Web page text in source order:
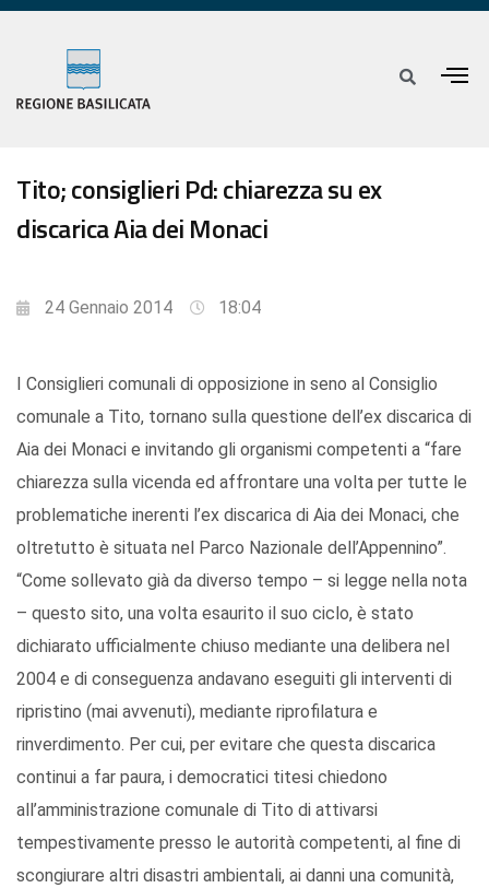
Tito; consiglieri Pd: chiarezza su ex
discarica Aia dei Monaci
24 Gennaio 2014 18:04
I Consiglieri comunali di opposizione in seno al Consiglio
comunale a Tito, tornano sulla questione dell’ex discarica di
Aia dei Monaci e invitando gli organismi competenti a “fare
chiarezza sulla vicenda ed affrontare una volta per tutte le
problematiche inerenti l’ex discarica di Aia dei Monaci, che
oltretutto è situata nel Parco Nazionale dell’Appennino”.
“Come sollevato già da diverso tempo – si legge nella nota
– questo sito, una volta esaurito il suo ciclo, è stato
dichiarato ufficialmente chiuso mediante una delibera nel
2004 e di conseguenza andavano eseguiti gli interventi di
ripristino (mai avvenuti), mediante riprofilatura e
rinverdimento. Per cui, per evitare che questa discarica
continui a far paura, i democratici titesi chiedono
all’amministrazione comunale di Tito di attivarsi
tempestivamente presso le autorità competenti, al fine di
scongiurare altri disastri ambientali, ai danni una comunità,